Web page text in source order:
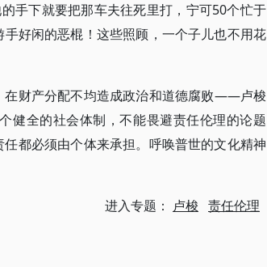
手下就要把那车夫往死里打，宁可50个忙于
好闲的恶棍！这些照顾，一个子儿也不用花
在财产分配不均造成政治和道德腐败——卢梭
健全的社会体制，不能畏避责任伦理的论题
都必须由个体来承担。呼唤普世的文化精神
进入专题： 卢梭 责任伦理